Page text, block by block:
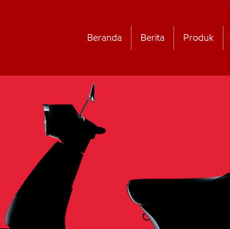
Beranda Berita Produk